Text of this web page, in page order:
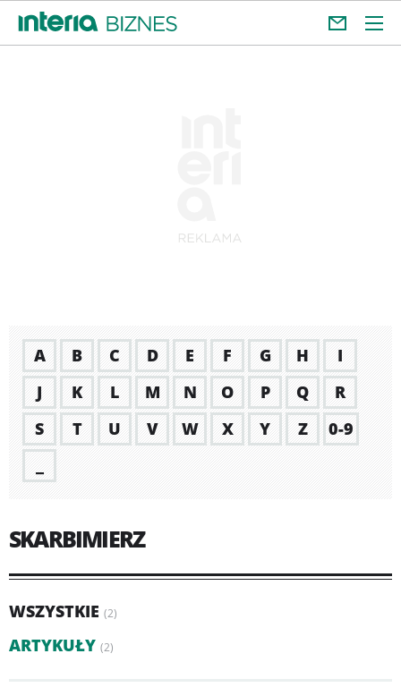
A B C D E F G H
I
J
K L M N O P Q
R
S
T U V W X Y Z
0-9
SKARBIMIERZ
WSZYSTKIE (2)
ARTYKUŁY (2)